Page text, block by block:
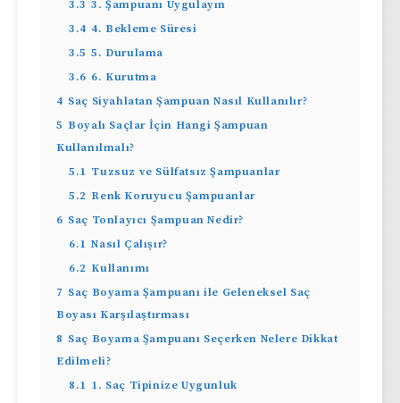
3.3 3. Şampuanı Uygulayın
3.4 4. Bekleme Süresi
3.5 5. Durulama
3.6 6. Kurutma
4 Saç Siyahlatan Şampuan Nasıl Kullanılır?
5 Boyalı Saçlar İçin Hangi Şampuan
Kullanılmalı?
5.1 Tuzsuz ve Sülfatsız Şampuanlar
5.2 Renk Koruyucu Şampuanlar
6 Saç Tonlayıcı Şampuan Nedir?
6.1 Nasıl Çalışır?
6.2 Kullanımı
7 Saç Boyama Şampuanı ile Geleneksel Saç
Boyası Karşılaştırması
8 Saç Boyama Şampuanı Seçerken Nelere Dikkat
Edilmeli?
8.1 1. Saç Tipinize Uygunluk